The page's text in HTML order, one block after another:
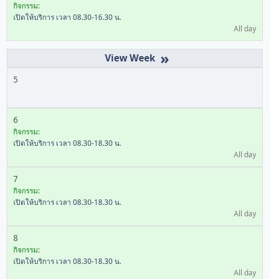
กิจกรรม:
เปิดให้บริการ เวลา 08.30-16.30 น.
All day
»
5
6
กิจกรรม:
เปิดให้บริการ เวลา 08.30-18.30 น.
All day
7
กิจกรรม:
เปิดให้บริการ เวลา 08.30-18.30 น.
All day
8
กิจกรรม:
เปิดให้บริการ เวลา 08.30-18.30 น.
All day